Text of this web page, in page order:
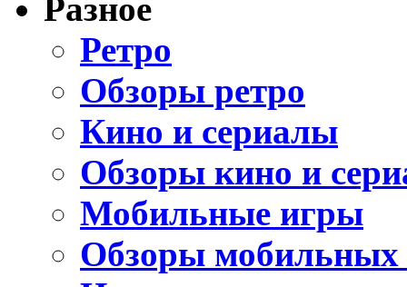
Разное
Ретро
Обзоры ретро
Кино и сериалы
Обзоры кино и
Мобильные игры
Обзоры мобильных